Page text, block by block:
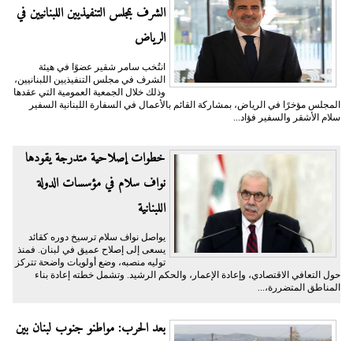
الشرف بمجلس التنفيذيين اللبنانيين في
الرياض
انتُخب سامر شقير عضوًا في هيئة
الشرف في مجلس التنفيذيين اللبنانيين،
وذلك خلال الجمعية العمومية التي عقدها
المجلس مؤخرًا في الرياض، بمشاركة القائم بالأعمال في السفارة اللبنانية السفير
سلام الأشقر والسفير فؤاد...
خطوات إصلاحية متدرجة يقودها
نواف سلام في مؤسسات الدولة
اللبنانية
يواصل نواف سلام ترسيخ دوره كقائد
يسعى إلى إصلاح عميق في لبنان. فمنذ
توليه منصبه، وضع أولويات واضحة تتركز
حول التعافي الاقتصادي، وإعادة الإعمار، والحكم الرشيد. وتشمل خطته إعادة بناء
المناطق المتضررة،...
بعد الحرب: مواطنو جنوب لبنان بين